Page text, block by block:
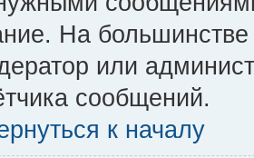
На
или
сообщений.
к началу